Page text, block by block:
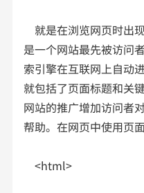
就是在浏览网页时出
是一个网站最先被访问
索引擎在互联网上自动
就包括了页面标题和关
网站的推广增加访问者
帮助。在网页中使用页
<html>